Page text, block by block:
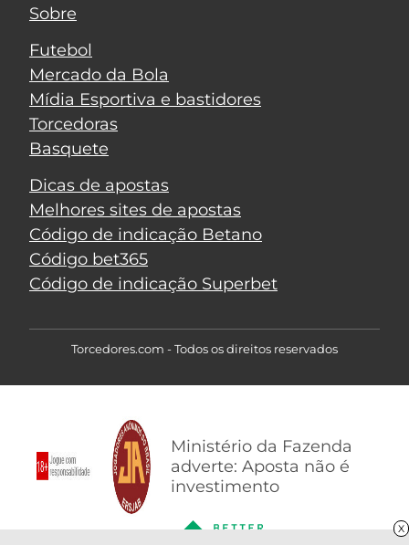
X
Sobre
Futebol
Mercado da Bola
Mídia Esportiva e bastidores
Torcedoras
Basquete
Dicas de apostas
Melhores sites de apostas
Código de indicação Betano
Código bet365
Código de indicação Superbet
Torcedores.com - Todos os direitos reservados
Ministério da Fazenda
adverte: Aposta não é
investimento